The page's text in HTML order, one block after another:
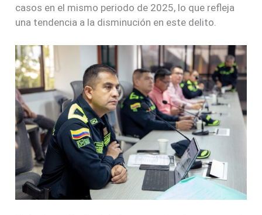
casos en el mismo periodo de 2025, lo que refleja
una tendencia a la disminución en este delito.